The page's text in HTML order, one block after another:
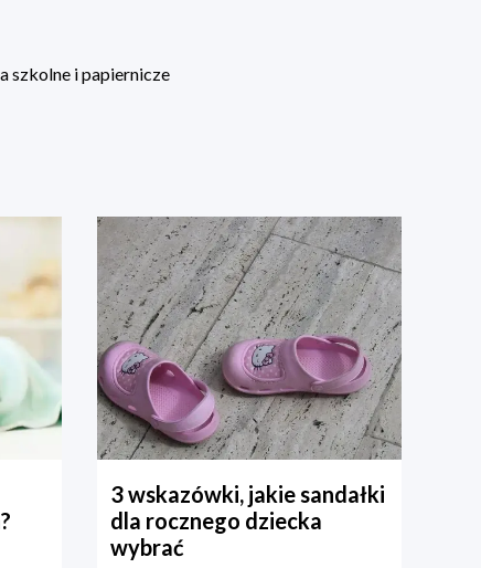
szkolne i papiernicze
3 wskazówki, jakie sandałki
dla rocznego dziecka
wybrać